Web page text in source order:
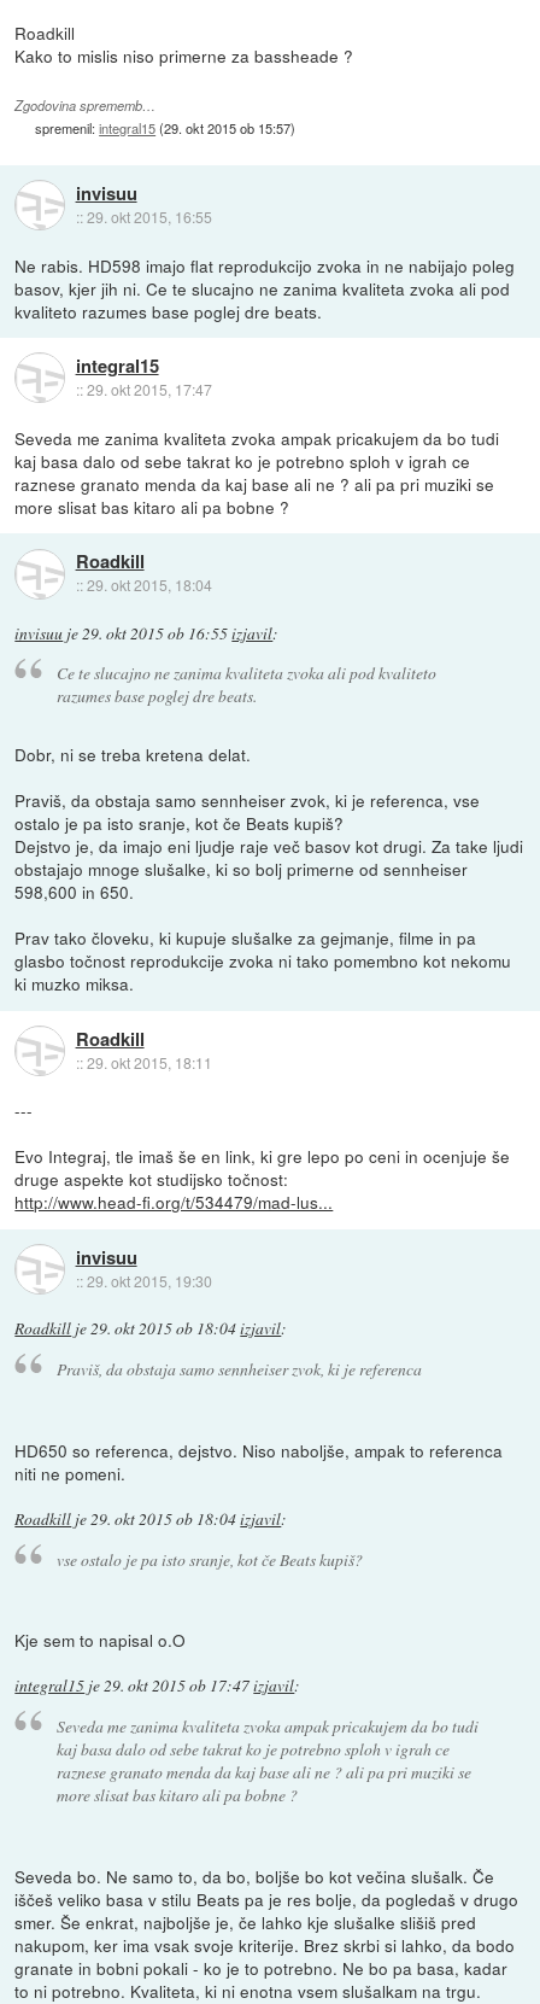
Roadkill
Kako to mislis niso primerne za bassheade ?
Zgodovina sprememb…
spremenil:integral15(29. okt 2015 ob 15:57)
invisuu
::29. okt 2015, 16:55
Ne rabis. HD598 imajo flat reprodukcijo zvoka in ne nabijajo poleg
basov, kjer jih ni. Ce te slucajno ne zanima kvaliteta zvoka ali pod
kvaliteto razumes base poglej dre beats.
integral15
::29. okt 2015, 17:47
Seveda me zanima kvaliteta zvoka ampak pricakujem da bo tudi
kaj basa dalo od sebe takrat ko je potrebno sploh v igrah ce
raznese granato menda da kaj base ali ne ? ali pa pri muziki se
more slisat bas kitaro ali pa bobne ?
Roadkill
::29. okt 2015, 18:04
invisuu je29. okt 2015 ob 16:55izjavil:
Ce te slucajno ne zanima kvaliteta zvoka ali pod kvaliteto
razumes base poglej dre beats.
Dobr, ni se treba kretena delat.
Praviš, da obstaja samo sennheiser zvok, ki je referenca, vse
ostalo je pa isto sranje, kot če Beats kupiš?
Dejstvo je, da imajo eni ljudje raje več basov kot drugi. Za take ljudi
obstajajo mnoge slušalke, ki so bolj primerne od sennheiser
598,600 in 650.
Prav tako človeku, ki kupuje slušalke za gejmanje, filme in pa
glasbo točnost reprodukcije zvoka ni tako pomembno kot nekomu
ki muzko miksa.
Roadkill
::29. okt 2015, 18:11
---
Evo Integraj, tle imaš še en link, ki gre lepo po ceni in ocenjuje še
druge aspekte kot studijsko točnost:
http://www.head-fi.org/t/534479/mad-lus...
invisuu
::29. okt 2015, 19:30
Roadkill je29. okt 2015 ob 18:04izjavil:
Praviš, da obstaja samo sennheiser zvok, ki je referenca
HD650 so referenca, dejstvo. Niso naboljše, ampak to referenca
niti ne pomeni.
Roadkill je29. okt 2015 ob 18:04izjavil:
vse ostalo je pa isto sranje, kot če Beats kupiš?
Kje sem to napisal o.O
integral15 je29. okt 2015 ob 17:47izjavil:
Seveda me zanima kvaliteta zvoka ampak pricakujem da bo tudi
kaj basa dalo od sebe takrat ko je potrebno sploh v igrah ce
raznese granato menda da kaj base ali ne ? ali pa pri muziki se
more slisat bas kitaro ali pa bobne ?
Seveda bo. Ne samo to, da bo, boljše bo kot večina slušalk. Če
iščeš veliko basa v stilu Beats pa je res bolje, da pogledaš v drugo
smer. Še enkrat, najboljše je, če lahko kje slušalke slišiš pred
nakupom, ker ima vsak svoje kriterije. Brez skrbi si lahko, da bodo
granate in bobni pokali - ko je to potrebno. Ne bo pa basa, kadar
to ni potrebno. Kvaliteta, ki ni enotna vsem slušalkam na trgu.